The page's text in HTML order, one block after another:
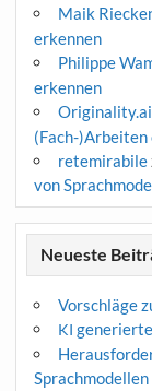
Maik
erkennen
Philippe
erkennen
(Fach-)Arbeiten
retemirabile
von
Neueste
Vorschläge
KI